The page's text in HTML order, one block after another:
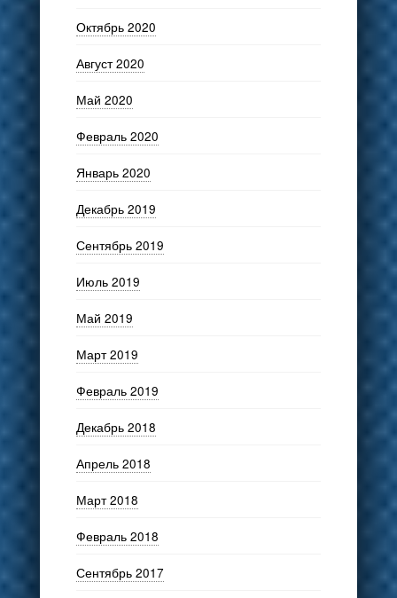
Октябрь 2020
Август 2020
Май 2020
Февраль 2020
Январь 2020
Декабрь 2019
Сентябрь 2019
Июль 2019
Май 2019
Март 2019
Февраль 2019
Декабрь 2018
Апрель 2018
Март 2018
Февраль 2018
Сентябрь 2017